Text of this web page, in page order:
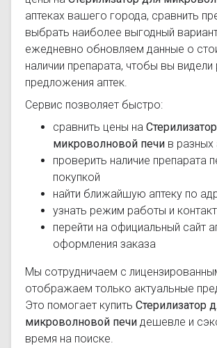
аптеках вашего города, сравнить
выбрать наиболее выгодный
ежедневно обновляем данные о
наличии препарата, чтобы вы
предложения аптек.
Сервис позволяет быстро:
сравнить цены на
микроволновой печи в разных
проверить наличие препарата
покупкой
найти ближайшую аптеку по
узнать режим работы и
перейти на официальный сайт
оформления заказа
Мы сотрудничаем с
отображаем только актуальные
Это помогает купить Стерилизатор
микроволновой печи дешевле и
время на поиске.